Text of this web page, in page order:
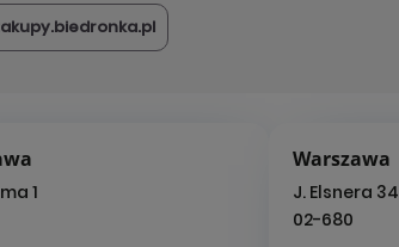
1
Warszawa
J. Elsnera 34
02-680